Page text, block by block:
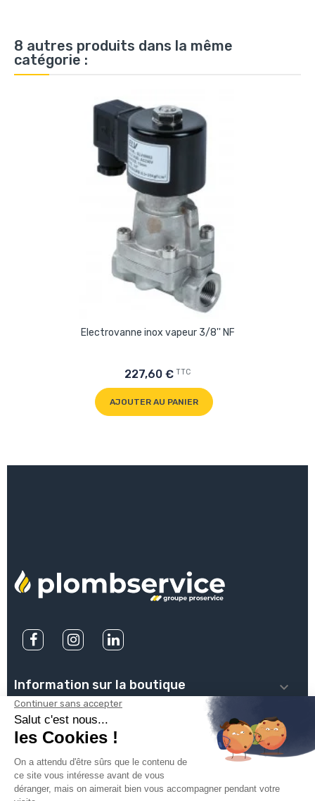
8 autres produits dans la même
catégorie :
Electrovanne inox vapeur 3/8'' NF
227,60 € TTC
AJOUTER AU PANIER
Information sur la boutique 
PLOMBSERVICE 
INFOS PRATIQUES 
VOTRE COMPTE 